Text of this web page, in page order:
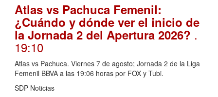
Atlas vs Pachuca Femenil:
¿Cuándo y dónde ver el inicio de
la Jornada 2 del Apertura 2026? .
19:10
Atlas vs Pachuca. Viernes 7 de agosto; Jornada 2 de la Liga
Femenil BBVA a las 19:06 horas por FOX y Tubi.
SDP Noticias